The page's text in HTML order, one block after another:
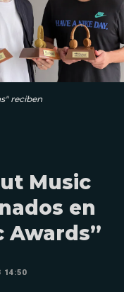
reciben
Music
en
Awards”
14:50